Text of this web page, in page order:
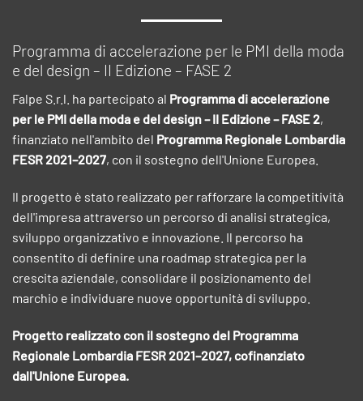
Programma di accelerazione per le PMI della moda
e del design – II Edizione – FASE 2
Falpe S.r.l. ha partecipato al Programma di accelerazione
per le PMI della moda e del design – II Edizione – FASE 2,
finanziato nell'ambito del Programma Regionale Lombardia
FESR 2021–2027, con il sostegno dell'Unione Europea.
Il progetto è stato realizzato per rafforzare la competitività
dell'impresa attraverso un percorso di analisi strategica,
sviluppo organizzativo e innovazione. Il percorso ha
consentito di definire una roadmap strategica per la
crescita aziendale, consolidare il posizionamento del
marchio e individuare nuove opportunità di sviluppo.
Progetto realizzato con il sostegno del Programma
Regionale Lombardia FESR 2021–2027, cofinanziato
dall'Unione Europea.